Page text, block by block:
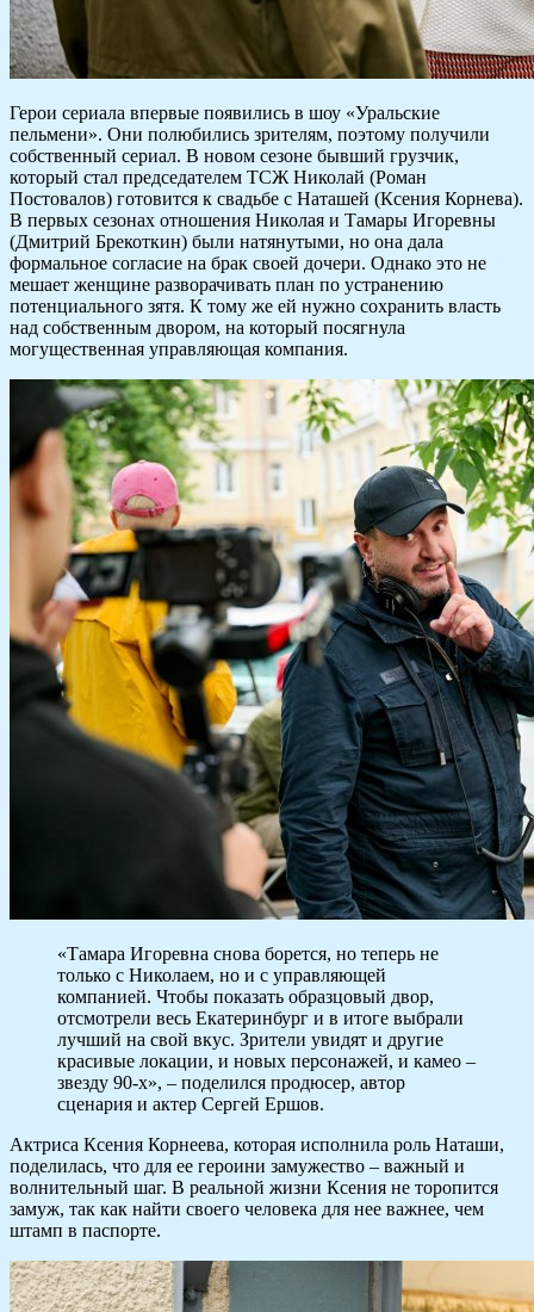
Герои сериала впервые появились в шоу «Уральские
пельмени». Они полюбились зрителям, поэтому получили
собственный сериал. В новом сезоне бывший грузчик,
который стал председателем ТСЖ Николай (Роман
Постовалов) готовится к свадьбе с Наташей (Ксения Корнева).
В первых сезонах отношения Николая и Тамары Игоревны
(Дмитрий Брекоткин) были натянутыми, но она дала
формальное согласие на брак своей дочери. Однако это не
мешает женщине разворачивать план по устранению
потенциального зятя. К тому же ей нужно сохранить власть
над собственным двором, на который посягнула
могущественная управляющая компания.
«Тамара Игоревна снова борется, но теперь не
только с Николаем, но и с управляющей
компанией. Чтобы показать образцовый двор,
отсмотрели весь Екатеринбург и в итоге выбрали
лучший на свой вкус. Зрители увидят и другие
красивые локации, и новых персонажей, и камео –
звезду 90-х», – поделился продюсер, автор
сценария и актер Сергей Ершов.
Актриса Ксения Корнеева, которая исполнила роль Наташи,
поделилась, что для ее героини замужество – важный и
волнительный шаг. В реальной жизни Ксения не торопится
замуж, так как найти своего человека для нее важнее, чем
штамп в паспорте.